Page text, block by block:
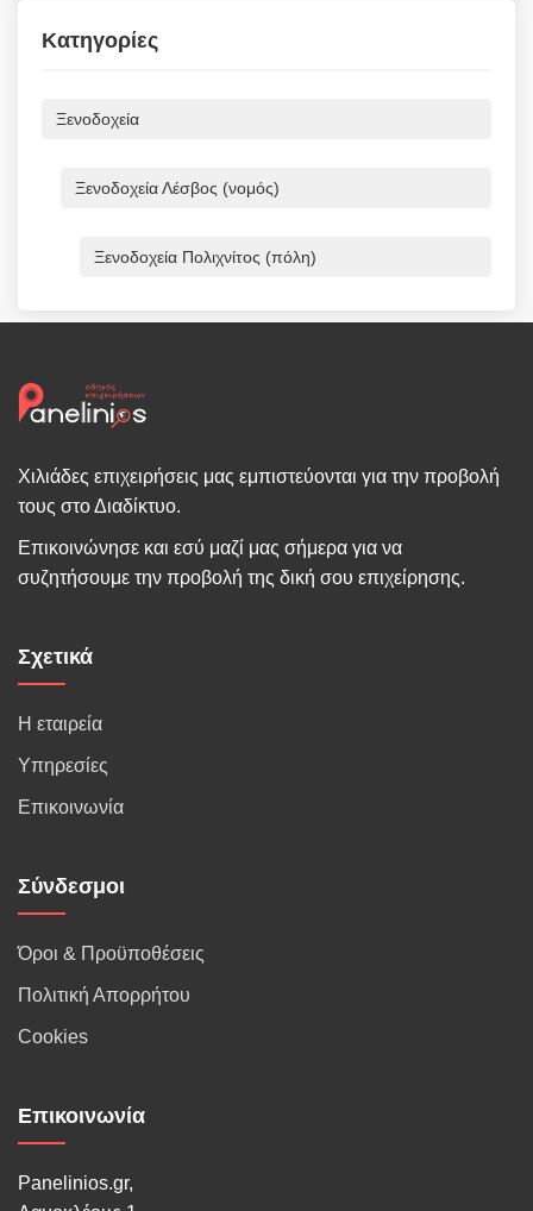
Κατηγορίες
Ξενοδοχεία
Ξενοδοχεία Λέσβος (νομός)
Ξενοδοχεία Πολιχνίτος (πόλη)
Χιλιάδες επιχειρήσεις μας εμπιστεύονται για την προβολή
τους στο Διαδίκτυο.
Επικοινώνησε και εσύ μαζί μας σήμερα για να
συζητήσουμε την προβολή της δική σου επιχείρησης.
Σχετικά
Η εταιρεία
Υπηρεσίες
Επικοινωνία
Σύνδεσμοι
Όροι & Προϋποθέσεις
Πολιτική Απορρήτου
Cookies
Επικοινωνία
Panelinios.gr,